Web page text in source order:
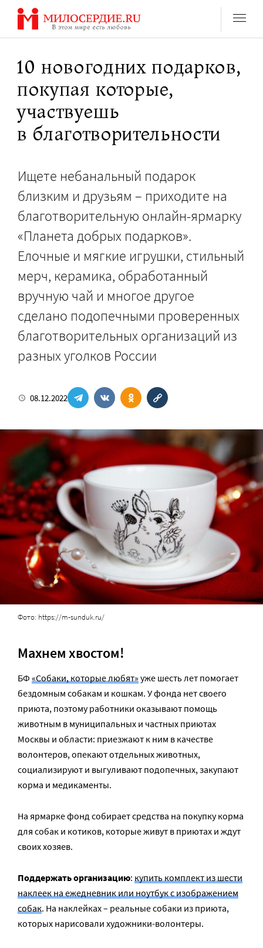
Перейти
содержанию
10 новогодних подарков,
покупая которые,
участвуешь
в благотворительности
Ищете небанальный подарок
близким и друзьям – приходите на
благотворительную онлайн-ярмарку
«Планета добрых подарков».
Елочные и мягкие игрушки, стильный
мерч, керамика, обработанный
вручную чай и многое другое
сделано подопечными проверенных
благотворительных организаций из
разных уголков России
08.12.2022
Фото: https://m-sunduk.ru/
Махнем хвостом!
БФ «Собаки, которые любят» уже шесть лет помогает
бездомным собакам и кошкам. У фонда нет своего
приюта, поэтому работники оказывают помощь
животным в муниципальных и частных приютах
Москвы и области: приезжают к ним в качестве
волонтеров, опекают отдельных животных,
социализируют и выгуливают подопечных, закупают
корма и медикаменты.
На ярмарке фонд собирает средства на покупку корма
для собак и котиков, которые живут в приютах и ждут
своих хозяев.
Поддержать организацию: купить комплект из шести
наклеек на ежедневник или ноутбук с изображением
собак. На наклейках – реальные собаки из приюта,
которых нарисовали художники-волонтеры.